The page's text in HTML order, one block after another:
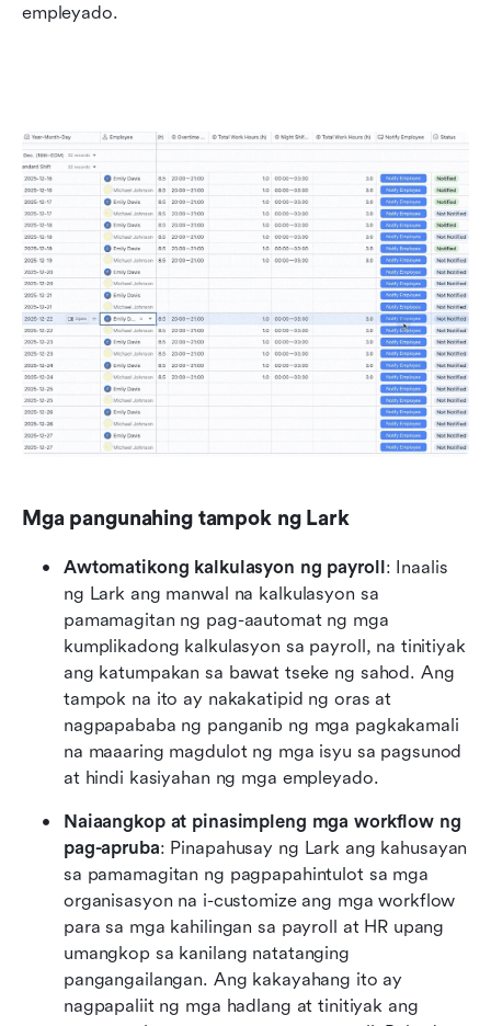
empleyado.
Mga pangunahing tampok ng Lark
Awtomatikong kalkulasyon ng payroll: Inaalis
ng Lark ang manwal na kalkulasyon sa
pamamagitan ng pag-aautomat ng mga
kumplikadong kalkulasyon sa payroll, na tinitiyak
ang katumpakan sa bawat tseke ng sahod. Ang
tampok na ito ay nakakatipid ng oras at
nagpapababa ng panganib ng mga pagkakamali
na maaaring magdulot ng mga isyu sa pagsunod
at hindi kasiyahan ng mga empleyado.
Naiaangkop at pinasimpleng mga workflow ng
pag-apruba: Pinapahusay ng Lark ang kahusayan
sa pamamagitan ng pagpapahintulot sa mga
organisasyon na i-customize ang mga workflow
para sa mga kahilingan sa payroll at HR upang
umangkop sa kanilang natatanging
pangangailangan. Ang kakayahang ito ay
nagpapaliit ng mga hadlang at tinitiyak ang